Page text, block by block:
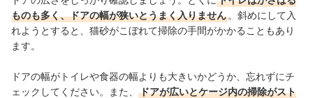
ものも多く、ドアの幅が狭いとうまく入りません 。斜めにして入
れようとすると、猫砂がこぼれて掃除の手間がかかることもあり
ます。
ドアの幅がトイレや食器の幅よりも大きいかどうか、忘れずにチ
ェックしてください。また、
ドアが広いとケージ内の掃除がスト